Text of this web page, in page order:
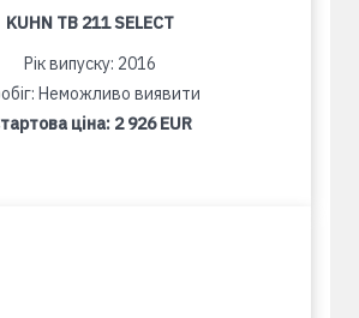
KUHN TB 211 SELECT
Рік випуску: 2016
Неможливо виявити
ціна: 2 926 EUR